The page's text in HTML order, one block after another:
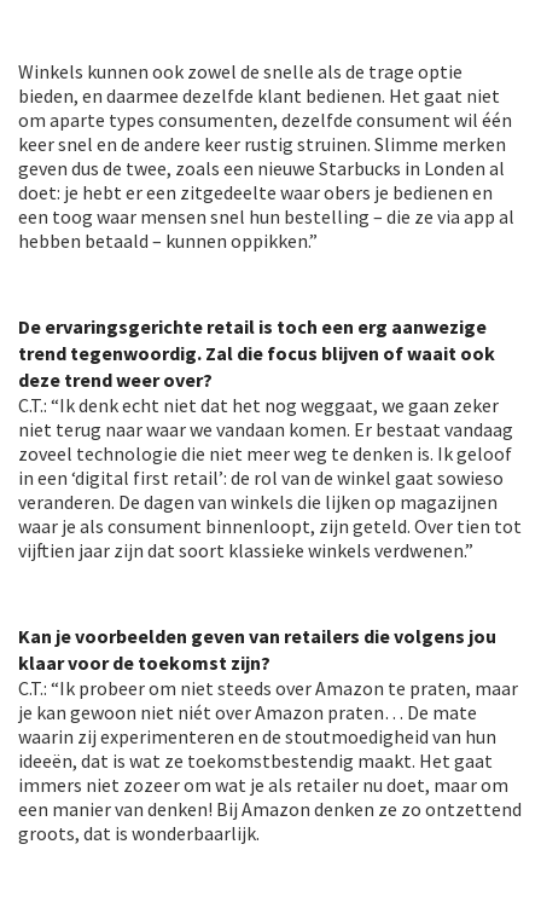
Winkels kunnen ook zowel de snelle als de trage optie
bieden, en daarmee dezelfde klant bedienen. Het gaat niet
om aparte types consumenten, dezelfde consument wil één
keer snel en de andere keer rustig struinen. Slimme merken
geven dus de twee, zoals een nieuwe Starbucks in Londen al
doet: je hebt er een zitgedeelte waar obers je bedienen en
een toog waar mensen snel hun bestelling – die ze via app al
hebben betaald – kunnen oppikken.”
De ervaringsgerichte retail is toch een erg aanwezige
trend tegenwoordig. Zal die focus blijven of waait ook
deze trend weer over?
C.T.: “Ik denk echt niet dat het nog weggaat, we gaan zeker
niet terug naar waar we vandaan komen. Er bestaat vandaag
zoveel technologie die niet meer weg te denken is. Ik geloof
in een ‘digital first retail’: de rol van de winkel gaat sowieso
veranderen. De dagen van winkels die lijken op magazijnen
waar je als consument binnenloopt, zijn geteld. Over tien tot
vijftien jaar zijn dat soort klassieke winkels verdwenen.”
Kan je voorbeelden geven van retailers die volgens jou
klaar voor de toekomst zijn?
C.T.: “Ik probeer om niet steeds over Amazon te praten, maar
je kan gewoon niet niét over Amazon praten… De mate
waarin zij experimenteren en de stoutmoedigheid van hun
ideeën, dat is wat ze toekomstbestendig maakt. Het gaat
immers niet zozeer om wat je als retailer nu doet, maar om
een manier van denken! Bij Amazon denken ze zo ontzettend
groots, dat is wonderbaarlijk.